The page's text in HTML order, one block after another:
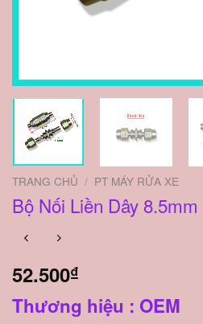
TRANG CHỦ / PT MÁY RỬA XE
Bộ Nối Liền Dây 8.5mm
52.500₫
Thương hiệu : OEM